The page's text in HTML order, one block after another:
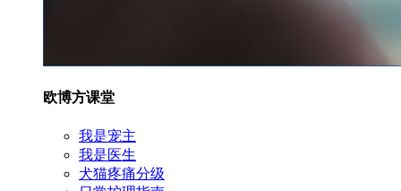
欧博方课堂
我是宠主
我是医生
犬猫疼痛分级